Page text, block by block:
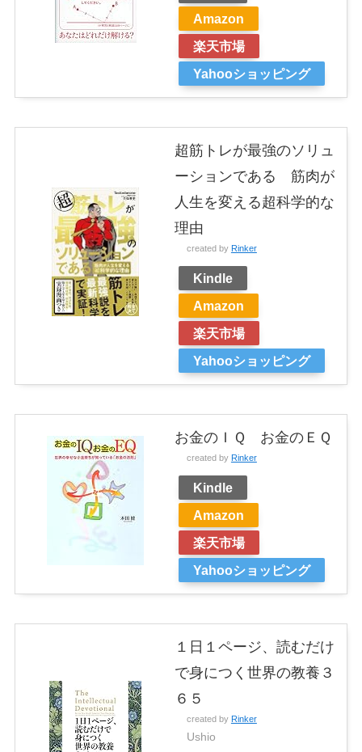
Amazon
楽天市場
Yahooショッピング
超筋トレが最強のソリュ
ーションである 筋肉が
人生を変える超科学的な
理由
created by Rinker
Kindle
Amazon
楽天市場
Yahooショッピング
お金のＩＱ お金のＥＱ
created by Rinker
Kindle
Amazon
楽天市場
Yahooショッピング
１日１ページ、読むだけ
で身につく世界の教養３
６５
created by Rinker
Ushio